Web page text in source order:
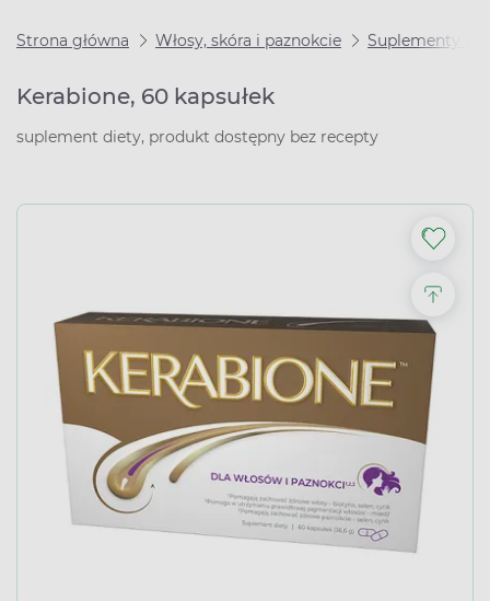
Strona główna Włosy, skóra i paznokcie Suplementy
Kerabione, 60 kapsułek
suplement diety, produkt dostępny bez recepty